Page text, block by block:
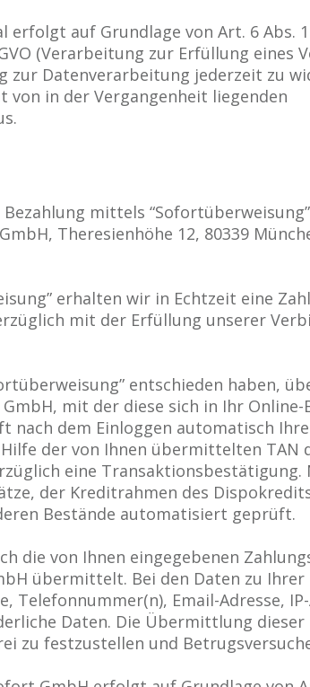
auf Grundlage von Art. 6 Abs. 1
(Verarbeitung zur Erfüllung eines
zur Datenverarbeitung jederzeit zu
in der Vergangenheit liegenden
mittels
Theresienhöhe 12, 80339
erhalten wir in Echtzeit eine
mit der Erfüllung unserer
entschieden haben,
mit der diese sich in Ihr
nach dem Einloggen automatisch
der von Ihnen übermittelten TAN
eine Transaktionsbestätigung.
der Kreditrahmen des
Bestände automatisiert geprüft.
die von Ihnen eingegebenen
übermittelt. Bei den Daten zu Ihrer
Telefonnummer(n), Email-Adresse,
Daten. Die Übermittlung dieser
zu festzustellen und